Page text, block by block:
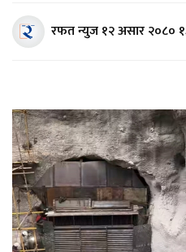
रफत न्युज१२ असार २०८०